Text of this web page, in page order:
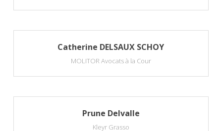
Catherine DELSAUX SCHOY
MOLITOR Avocats à la Cour
Prune Delvalle
Kleyr Grasso